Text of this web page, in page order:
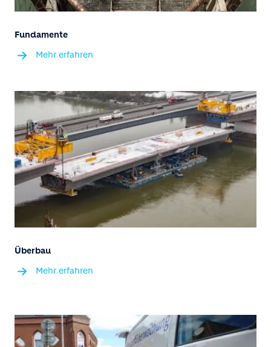
Fundamente
Mehr erfahren
Überbau
Mehr erfahren